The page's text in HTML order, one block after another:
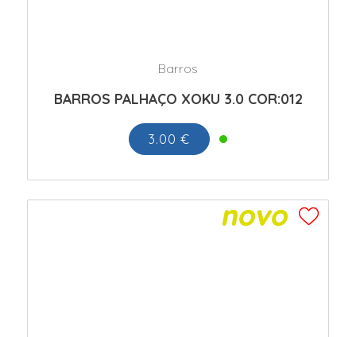
Barros
BARROS PALHAÇO XOKU 3.0 COR:012
3.00 €